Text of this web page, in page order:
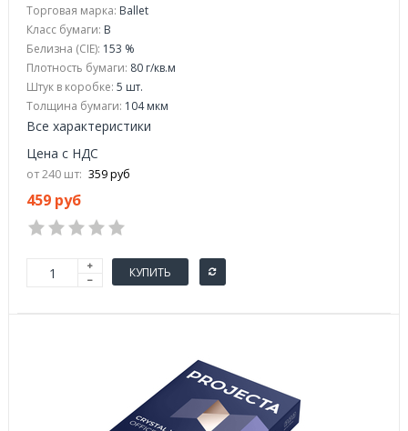
Торговая марка: Ballet
Класс бумаги: B
Белизна (CIE): 153 %
Плотность бумаги: 80 г/кв.м
Штук в коробке: 5 шт.
Толщина бумаги: 104 мкм
Все характеристики
Цена с НДС
от 240 шт: 359 руб
459 руб
КУПИТЬ